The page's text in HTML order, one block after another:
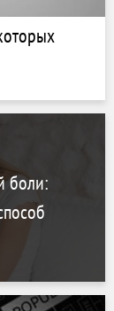
боли: